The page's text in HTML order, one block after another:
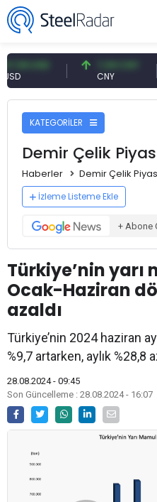
7,09 CNY
KATEGORİLER
Demir Çelik
Haberler Demir Çelik
İzleme Listeme Ekle
+ Abone
Türkiye’nin yarı
Ocak-Haziran
azaldı
Türkiye’nin 2024 haziran
%9,7 artarken, aylık %28,8
28.08.2024 - 09:45
Son Güncelleme : 28.08.2024 - 16:07